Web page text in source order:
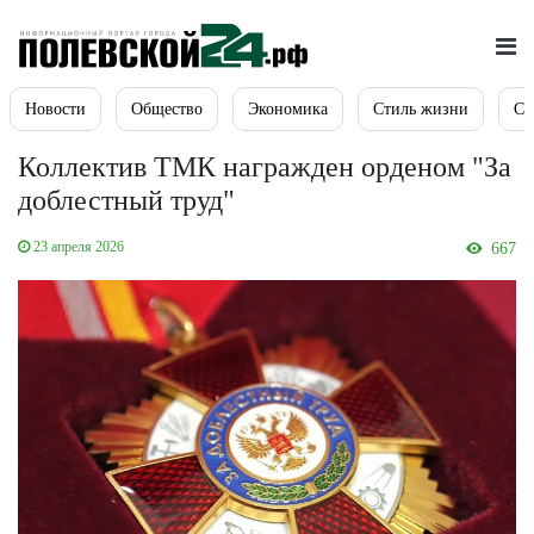
Новости Общество Экономика Стиль жизни
Коллектив ТМК награжден орденом "За
доблестный труд"
23 апреля 2026 667